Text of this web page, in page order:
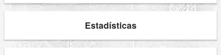
Estadísticas